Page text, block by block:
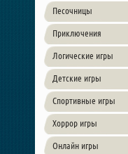
Песочницы
Приключения
Логические игры
Детские игры
Спортивные игры
Хоррор игры
Онлайн игры